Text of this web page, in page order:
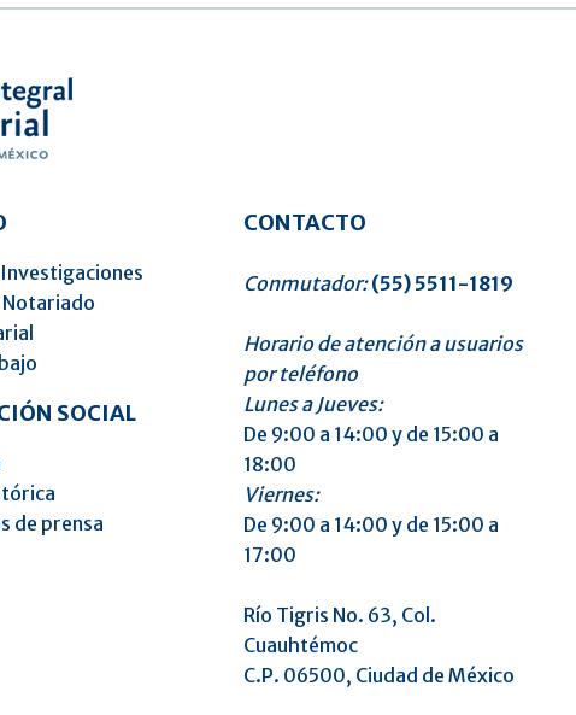
Notariado
SOCIAL
de prensa
CONTACTO
Conmutador: (55) 5511-1819
Horario de atención a usuarios
por teléfono
Lunes a Jueves:
De 9:00 a 14:00 y de 15:00 a
18:00
Viernes:
De 9:00 a 14:00 y de 15:00 a
17:00
Río Tigris No. 63, Col.
Cuauhtémoc
C.P. 06500, Ciudad de México